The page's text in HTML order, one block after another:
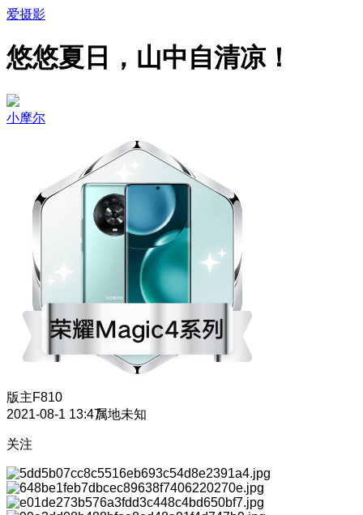
爱摄影
悠悠夏日，山中自清凉！
小摩尔
版主F810
2021-08-1 13:47属地未知
关注